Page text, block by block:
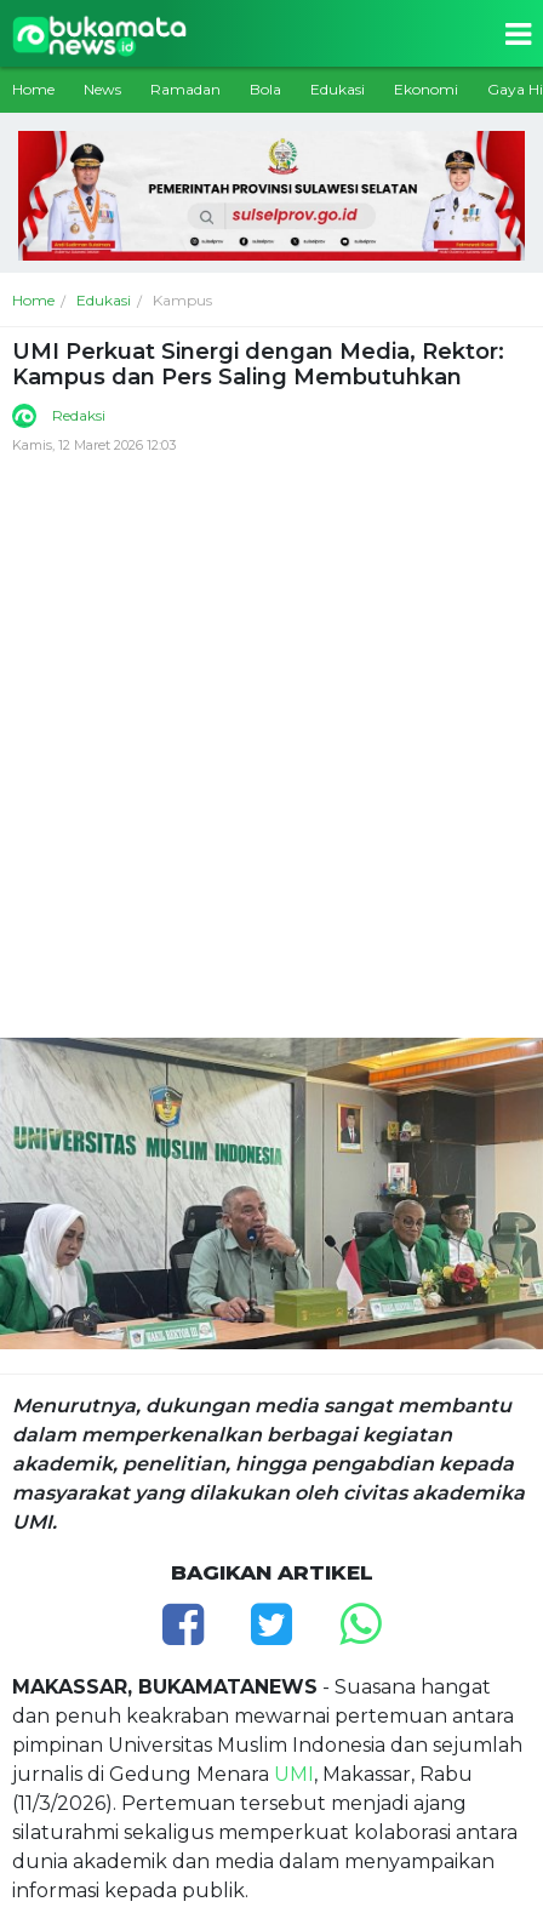
Home News Ramadan Bola Edukasi Ekonomi Gaya
Home Edukasi Kampus
UMI Perkuat Sinergi dengan Media, Rektor:
Kampus dan Pers Saling Membutuhkan
Redaksi
Kamis, 12 Maret 2026 12:03
Menurutnya, dukungan media sangat membantu
dalam memperkenalkan berbagai kegiatan
akademik, penelitian, hingga pengabdian kepada
masyarakat yang dilakukan oleh civitas akademika
UMI.
BAGIKAN ARTIKEL
MAKASSAR, BUKAMATANEWS - Suasana hangat
dan penuh keakraban mewarnai pertemuan antara
pimpinan Universitas Muslim Indonesia dan sejumlah
jurnalis di Gedung Menara UMI, Makassar, Rabu
(11/3/2026). Pertemuan tersebut menjadi ajang
silaturahmi sekaligus memperkuat kolaborasi antara
dunia akademik dan media dalam menyampaikan
informasi kepada publik.